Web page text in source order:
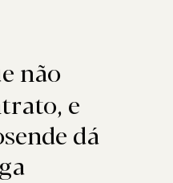
não
e
dá